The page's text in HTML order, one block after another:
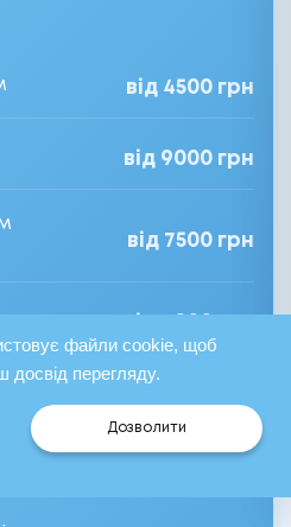
файли cookie, щоб
досвід перегляду.
Дозволити
від 4500 грн
від 9000 грн
від 7500 грн